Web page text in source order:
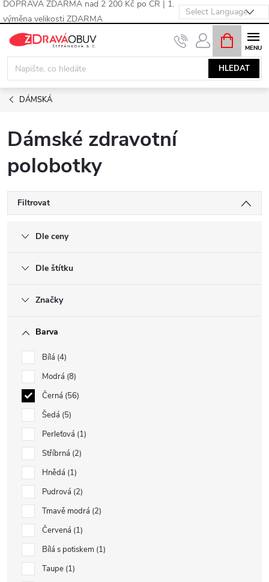
DOPRAVA ZDARMA nad 2 200 Kč po ČR | 1.
výměna velikosti ZDARMA
Přejít
obsah
HLEDAT
NÁKUPNÍ
KOŠÍK
DÁMSKÁ
Dámské zdravotní
polobotky
Filtrovat
Dle ceny
Dle štítku
Značky
Barva
Bílá 4
Modrá 8
Černá 56
Šedá 5
Perleťová 1
Stříbrná 2
Hnědá 1
Pudrová 2
Tmavě modrá 2
Červená 1
Bílá s potiskem 1
Taupe 1